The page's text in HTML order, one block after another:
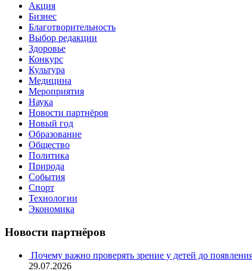
Акция
Бизнес
Благотворительность
Выбор редакции
Здоровье
Конкурс
Культура
Медицина
Мероприятия
Наука
Новости партнёров
Новый год
Образование
Общество
Политика
Природа
События
Спорт
Технологии
Экономика
Новости партнёров
Почему важно проверять зрение у детей до
29.07.2026